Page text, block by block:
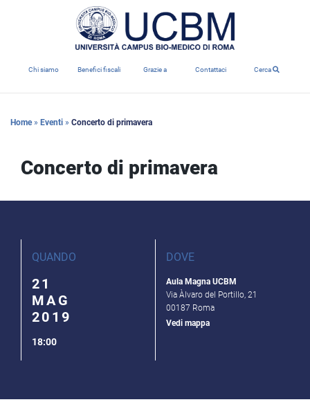
Chi siamo Benefici fiscali Grazie a Contattaci Cerca
Home» Eventi » Concerto di primavera
Concerto di primavera
QUANDO
21
MAG
2019
18:00
DOVE
Aula Magna UCBM
Via Àlvaro del Portillo, 21
00187 Roma
Vedi mappa